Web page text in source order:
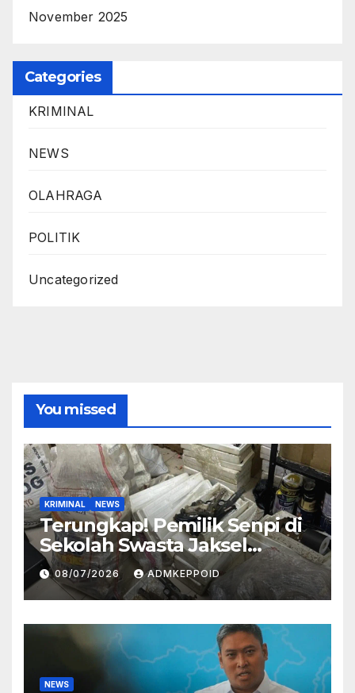
November 2025
Categories
KRIMINAL
NEWS
OLAHRAGA
POLITIK
Uncategorized
You missed
KRIMINAL NEWS
Terungkap! Pemilik Senpi di
Sekolah Swasta Jaksel
Ternyata Direktur
Perusahaan Airsoft Gun
Impor
08/07/2026 ADMKEPPOID
NEWS